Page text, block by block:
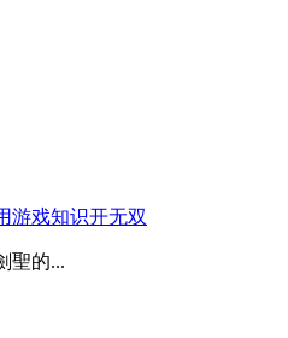
游戏知识开无双
聖的...